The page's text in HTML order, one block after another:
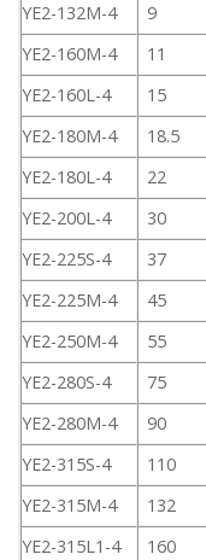
YE2-132M-4
9
YE2-160M-4
11
YE2-160L-4
15
YE2-180M-4
18.5
YE2-180L-4
22
YE2-200L-4
30
YE2-225S-4
37
YE2-225M-4
45
YE2-250M-4
55
YE2-280S-4
75
YE2-280M-4
90
YE2-315S-4
110
YE2-315M-4
132
YE2-315L1-4
160